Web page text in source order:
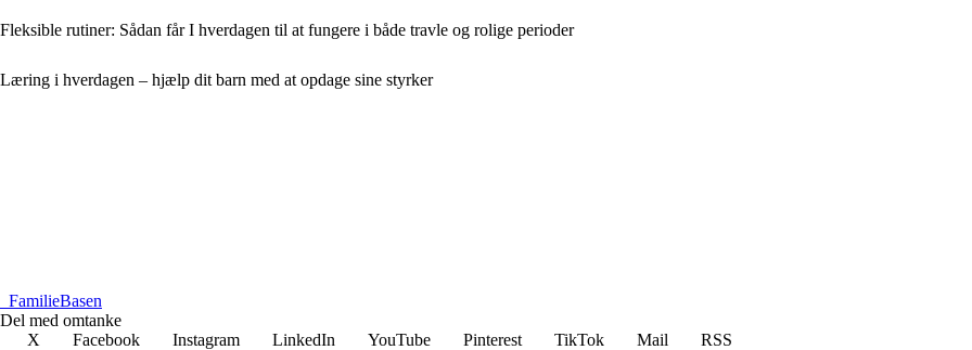
Fleksible rutiner: Sådan får I hverdagen til at fungere i både travle og rolige perioder
Læring i hverdagen – hjælp dit barn med at opdage sine styrker
FamilieBasen
Del med omtanke
X
Facebook Instagram LinkedIn YouTube Pinterest TikTok Mail
RSS